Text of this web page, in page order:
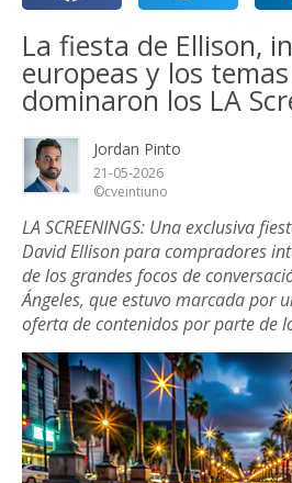
La fiesta de Ellison,
europeas y los
dominaron los LA
Jordan Pinto
21-05-2026
©cveintiuno
LA SCREENINGS: Una exclusiva
David Ellison para compradores
de los grandes focos de
Ángeles, que estuvo marcada por
oferta de contenidos por parte de